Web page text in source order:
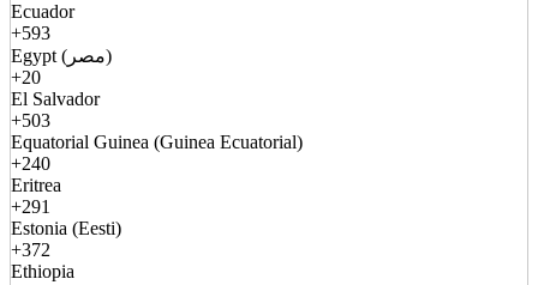
Ecuador
+593
Egypt (مصر)
+20
El Salvador
+503
Equatorial Guinea (Guinea Ecuatorial)
+240
Eritrea
+291
Estonia (Eesti)
+372
Ethiopia